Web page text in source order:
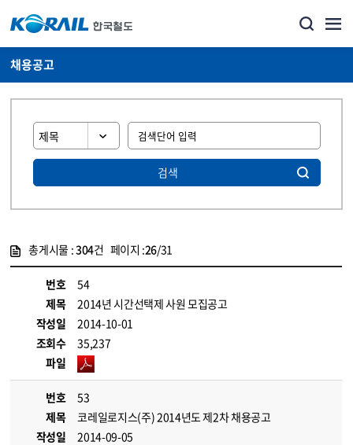
채용공고
검색
총게시물 :304건 페이지 :26/31
번호
54
제목
2014년 시간선택제 사원 모집공고
작성일
2014-10-01
조회수
35,237
파일
번호
53
제목
코레일로지스(주) 2014년도 제2차 채용공고
작성일
2014-09-05